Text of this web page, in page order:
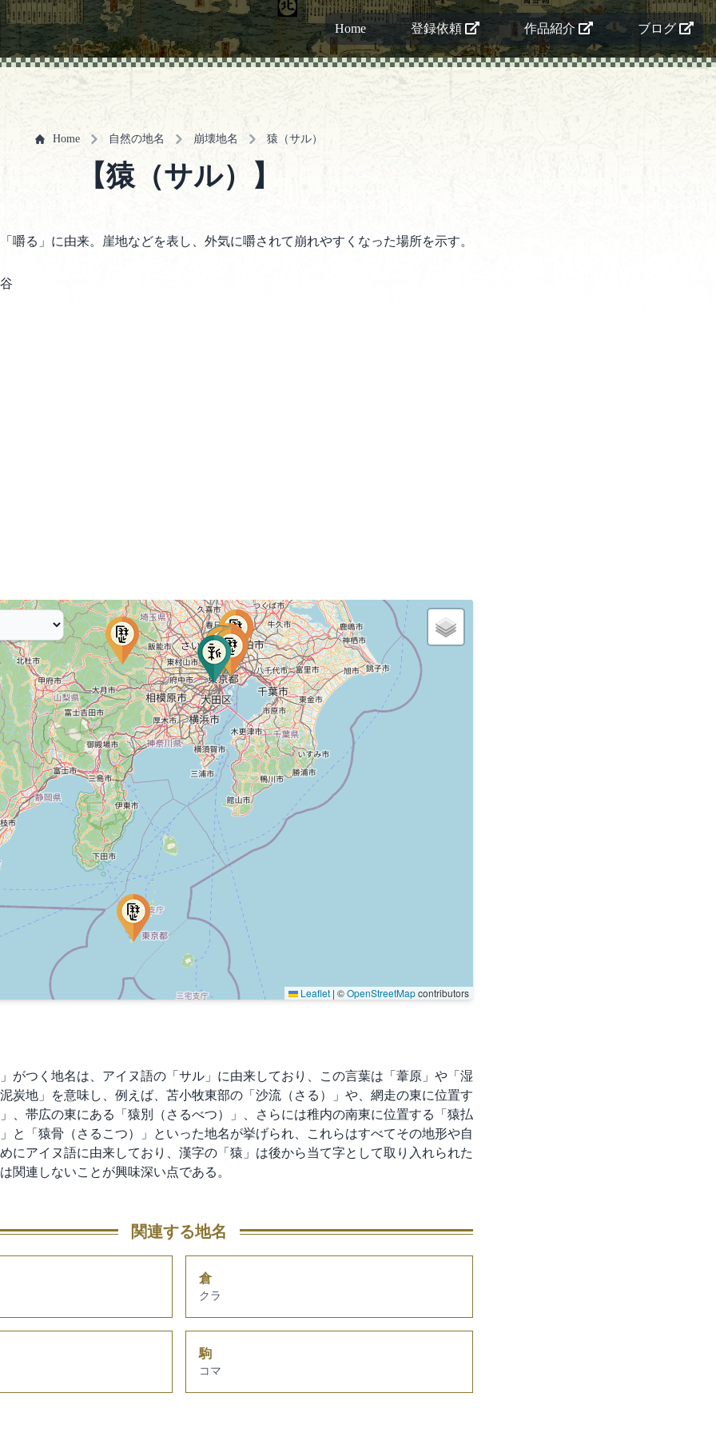
Home 登録依頼 作品紹介 ブログ
Home 自然の地名 崩壊地名 猿（サル）
【猿（サル）】
嚼る」に由来。崖地などを表し、外気に嚼されて崩れやすくなった場所を示す。
Leaflet | ©OpenStreetMapcontributors
がつく地名は、アイヌ語の「サル」に由来しており、この言葉は「葦原」や「湿
炭地」を意味し、例えば、苫小牧東部の「沙流（さる）」や、網走の東に位置す
、帯広の東にある「猿別（さるべつ）」、さらには稚内の南東に位置する「猿払
と「猿骨（さるこつ）」といった地名が挙げられ、これらはすべてその地形や自
にアイヌ語に由来しており、漢字の「猿」は後から当て字として取り入れられた
関連しないことが興味深い点である。
関連する地名
倉
クラ
駒
コマ